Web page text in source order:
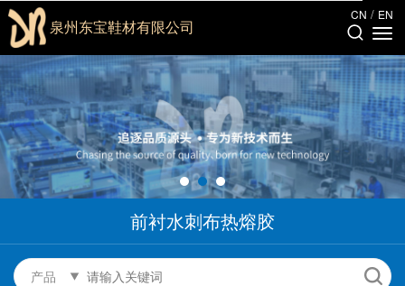
泉州东宝鞋材有限公司
CN / EN
前衬水刺布热熔胶
产品